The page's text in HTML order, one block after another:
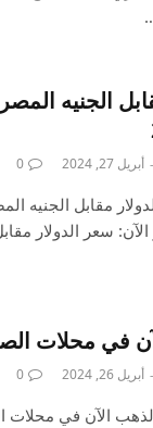
الجنيه
أبريل 27, 2024 0
الأخضر الآن: سعر
في محلات
أبريل 26, 2024 0
الآن في محلات